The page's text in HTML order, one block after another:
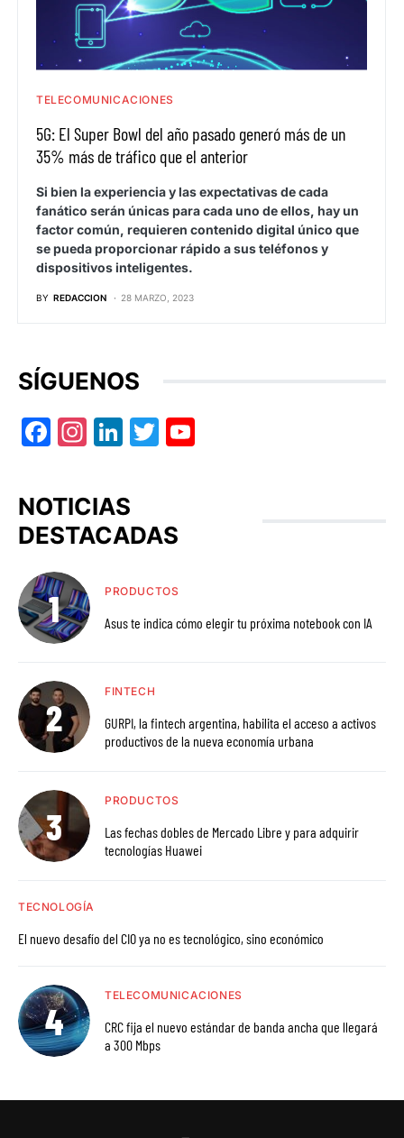
TELECOMUNICACIONES
5G: El Super Bowl del año pasado generó más de un
35% más de tráfico que el anterior
Si bien la experiencia y las expectativas de cada
fanático serán únicas para cada uno de ellos, hay un
factor común, requieren contenido digital único que
se pueda proporcionar rápido a sus teléfonos y
dispositivos inteligentes.
BY REDACCION 28 MARZO, 2023
SÍGUENOS
Facebook
Instagram
LinkedIn
Twitter
NOTICIAS
DESTACADAS
PRODUCTOS
Asus te indica cómo elegir tu próxima notebook con IA
FINTECH
GURPI, la fintech argentina, habilita el acceso a activos
productivos de la nueva economía urbana
PRODUCTOS
Las fechas dobles de Mercado Libre y para adquirir
tecnologías Huawei
TECNOLOGÍA
El nuevo desafío del CIO ya no es tecnológico, sino económico
TELECOMUNICACIONES
CRC fija el nuevo estándar de banda ancha que llegará
a 300 Mbps